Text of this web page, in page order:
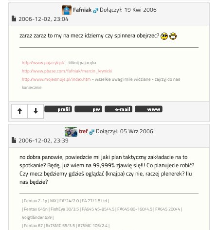
Fafniak
Dołączył: 19 Kwi 2006
2006-12-02, 23:04
zaraz zaraz to my na mecz idziemy czy spinnera obejrzec?
http://www.pajacyk.pl/ - kliknij pajacyka
http://www.pbase.com/fafniak/marcin_krynicki
http://www.mojesmoje.pl/index.htm - wszelkie uwagi mile widziane - zajrzyj do nas
koniecznie
tref
Dołączył: 05 Wrz 2006
2006-12-02, 23:39
no dobra panowie, powiedzcie mi jaki plan taktyczny zakładacie na to
spotkanie? Będę, już wiem na 99,999% zjawię się!!! Co planujecie robić?
Czy mecz będziemy gdzieś oglądać (knajpa) czy nie, raczej plenerek? Ilu
nas będzie?
| Pentax Z-1p | MX | FA*24/2.0 | FA 77/1.8 Ltd |
| Pentax 645n | FishEye 30/3.5 | FA645 45-85/4.5 | FA645 80-160/4.5 | FA645 200/4 |
Voigtländer 6x9 |
| Pentax 67 | 6x7SMC 55/3.5 | 67SMC 105/2.4 |